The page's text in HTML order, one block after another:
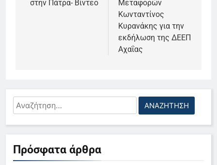
στην Πάτρα- Βίντεο
Μεταφορών
Κωνταντίνος
Κυρανάκης για την
εκδήλωση της ΔΕΕΠ
Αχαΐας
Αναζήτηση
για:
Πρόσφατα άρθρα
«τιμόνι» του κεντρικού δελτίου
ειδήσεων της ΕΡΤ
Στον ΑΝΤ1 η Σία Κοσιώνη- Η
ανακοίνωση του σταθμού